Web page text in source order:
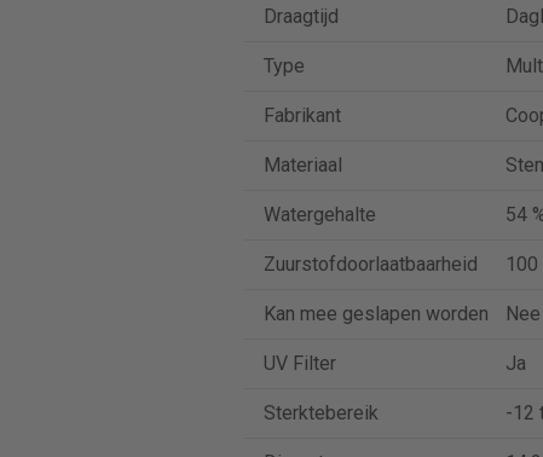
Draagtijd
Type
Fabrikant
Materiaal
Watergehalte 54
Zuurstofdoorlaatbaarheid
Kan mee geslapen worden Nee
UV Filter Ja
Sterktebereik -12